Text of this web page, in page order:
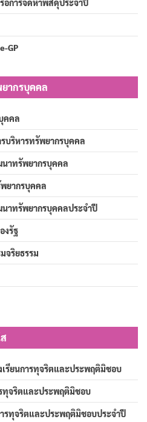
อการจัดหาพัสดุประจำปี
GP
ากรบุคคล
คคล
บริหารทรัพยากรบุคคล
าทรัพยากรบุคคล
ยากรบุคคล
าทรัพยากรบุคคลประจำปี
งรัฐ
จริยธรรม
เรียนการทุจริตและประพฤติมิชอบ
รทุจริตและประพฤติมิชอบ
ารทุจริตและประพฤติมิชอบประจำปี